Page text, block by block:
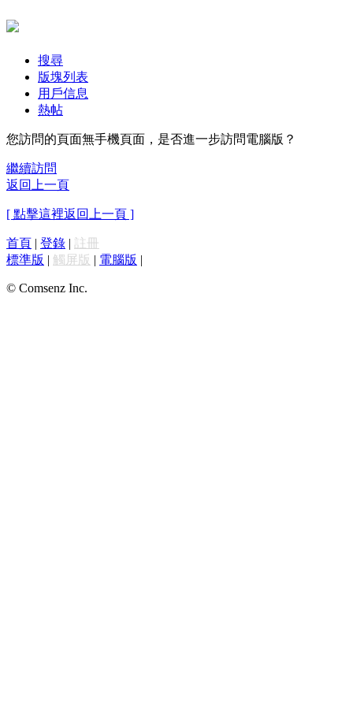
搜尋
版塊列表
用戶信息
熱帖
您訪問的頁面無手機頁面，是否進一步訪問電腦版？
繼續訪問
返回上一頁
[ 點擊這裡返回上一頁 ]
首頁 | 登錄 | 註冊
標準版 | 觸屏版 | 電腦版 |
© Comsenz Inc.